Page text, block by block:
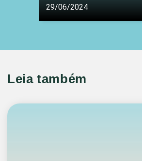
29/06/2024
Leia também